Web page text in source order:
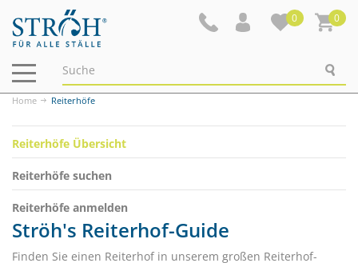
0 0
Navigation
ein-/ausblenden
Home Reiterhöfe
Reiterhöfe Übersicht
Reiterhöfe suchen
Reiterhöfe anmelden
Ströh's Reiterhof-Guide
Finden Sie einen Reiterhof in unserem großen Reiterhof-